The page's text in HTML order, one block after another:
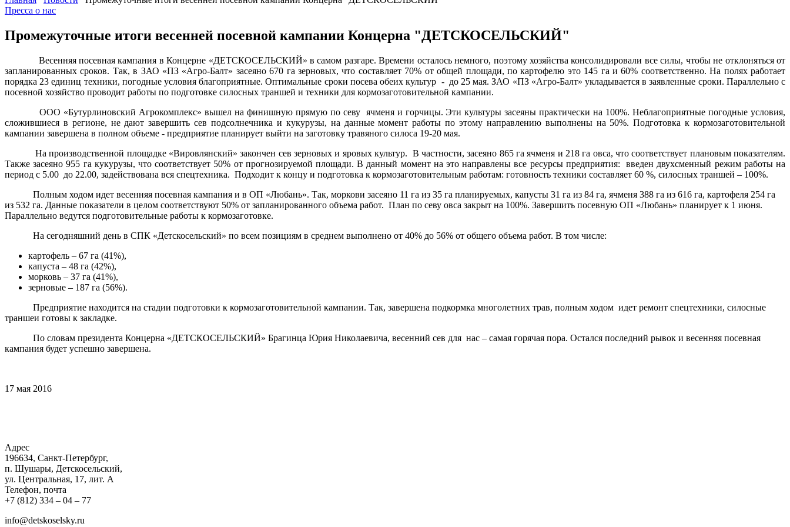
Пресса о нас
Промежуточные итоги весенней посевной кампании Концерна "ДЕТСКОСЕЛЬСКИЙ"
Весенняя посевная кампания в Концерне «ДЕТСКОСЕЛЬСКИЙ» в самом разгаре. Времени осталось немного, поэтому хозяйства консолидировали все силы, чтобы не отклоняться от
запланированных сроков. Так, в ЗАО «ПЗ «Агро-Балт» засеяно 670 га зерновых, что составляет 70% от общей площади, по картофелю это 145 га и 60% соответственно. На полях работает
порядка 23 единиц техники, погодные условия благоприятные. Оптимальные сроки посева обеих культур - до 25 мая. ЗАО «ПЗ «Агро-Балт» укладывается в заявленные сроки. Параллельно с
посевной хозяйство проводит работы по подготовке силосных траншей и техники для кормозаготовительной кампании.
ООО «Бутурлиновский Агрокомплекс» вышел на финишную прямую по севу ячменя и горчицы. Эти культуры засеяны практически на 100%. Неблагоприятные погодные условия,
сложившиеся в регионе, не дают завершить сев подсолнечника и кукурузы, на данные момент работы по этому направлению выполнены на 50%. Подготовка к кормозаготовительной
кампании завершена в полном объеме - предприятие планирует выйти на заготовку травяного силоса 19-20 мая.
На производственной площадке «Вировлянский» закончен сев зерновых и яровых культур. В частности, засеяно 865 га ячменя и 218 га овса, что соответствует плановым показателям.
Также засеяно 955 га кукурузы, что соответствует 50% от прогнозируемой площади. В данный момент на это направлены все ресурсы предприятия: введен двухсменный режим работы на
период с 5.00 до 22.00, задействована вся спецтехника. Подходит к концу и подготовка к кормозаготовительным работам: готовность техники составляет 60 %, силосных траншей – 100%.
Полным ходом идет весенняя посевная кампания и в ОП «Любань». Так, моркови засеяно 11 га из 35 га планируемых, капусты 31 га из 84 га, ячменя 388 га из 616 га, картофеля 254 га
из 532 га. Данные показатели в целом соответствуют 50% от запланированного объема работ. План по севу овса закрыт на 100%. Завершить посевную ОП «Любань» планирует к 1 июня.
Параллельно ведутся подготовительные работы к кормозаготовке.
На сегодняшний день в СПК «Детскосельский» по всем позициям в среднем выполнено от 40% до 56% от общего объема работ. В том числе:
картофель – 67 га (41%),
капуста – 48 га (42%),
морковь – 37 га (41%),
зерновые – 187 га (56%).
Предприятие находится на стадии подготовки к кормозаготовительной кампании. Так, завершена подкормка многолетних трав, полным ходом идет ремонт спецтехники, силосные
траншеи готовы к закладке.
По словам президента Концерна «ДЕТСКОСЕЛЬСКИЙ» Брагинца Юрия Николаевича, весенний сев для нас – самая горячая пора. Остался последний рывок и весенняя посевная
кампания будет успешно завершена.
17 мая 2016
Адрес
196634, Санкт-Петербург,
п. Шушары, Детскосельский,
ул. Центральная, 17, лит. А
Телефон, почта
+7 (812) 334 – 04 – 77
info@detskoselsky.ru